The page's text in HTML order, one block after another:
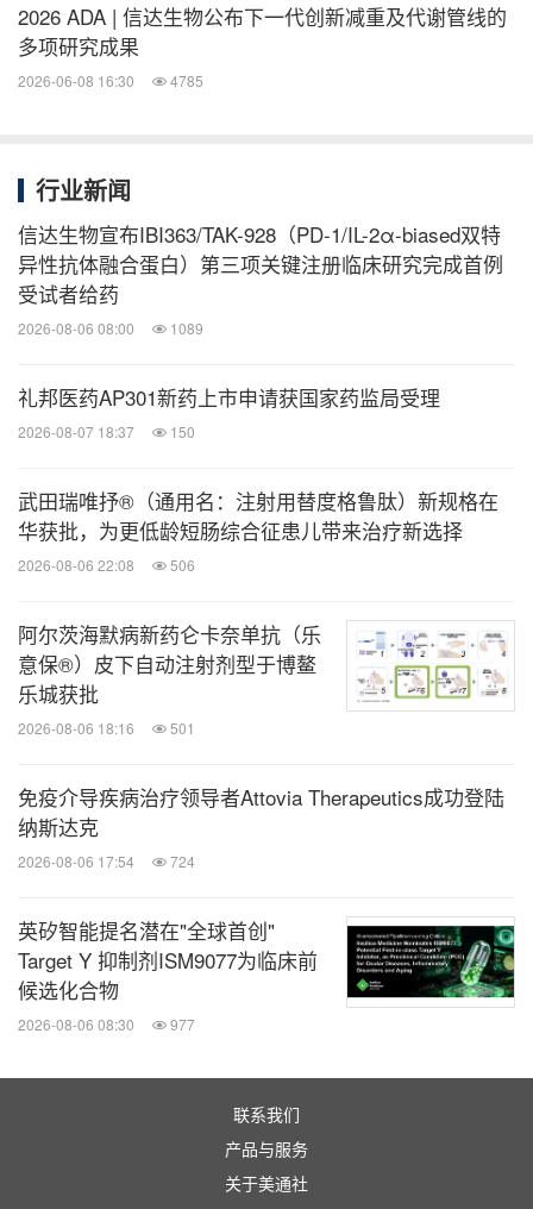
玛仕度肽是信达生物与礼来制药共同推进的一款胰高
血糖素（GCG）/胰高血糖素样肽-1（GLP-1）双受
素分泌、降低血糖和减轻体重外，还可通过激动
GCGR增加能量消耗增强减重疗效，同时改善肝脏脂
肪代谢。玛仕度肽已在多项临床研究中展现出优秀的
减重和降糖疗效，以及降低腰围、血脂、血压、血尿
酸、肝酶及肝脏脂肪含量，以及改善胰岛素敏感性，
带来多重代谢获益。
在中国超重或肥胖受试者中开展的III期临床研究
（GLORY-1）；
（GLORY-2）；
在中国超重或肥胖合并MAFLD受试者中开展的III
期临床研究（GLORY-3）;
BMI≥28 kg/m2的受试者中开展的III期临床研究
（GLORY-OSA）；
在单纯饮食运动控制不佳的中国2型糖尿病患者中
开展的III期临床研究（DREAMS-1）；
在口服药物治疗血糖控制不佳的中国2型糖尿病受
试者中开展的对比玛仕度肽和度拉糖肽的III期临床
研究（DREAMS-2）；
玛仕度肽和司美格鲁肽的III期临床研究
2026 ADA | 信达生物公布下一代创新减重及代谢管线的
多项研究成果
2026-06-08 16:30 4785
行业新闻
信达生物宣布IBI363/TAK-928（PD-1/IL-2α-biased双特
异性抗体融合蛋白）第三项关键注册临床研究完成首例
受试者给药
2026-08-06 08:00 1089
礼邦医药AP301新药上市申请获国家药监局受理
2026-08-07 18:37 150
武田瑞唯抒®（通用名：注射用替度格鲁肽）新规格在
华获批，为更低龄短肠综合征患儿带来治疗新选择
2026-08-06 22:08 506
阿尔茨海默病新药仑卡奈单抗（乐
意保®）皮下自动注射剂型于博鳌
乐城获批
2026-08-06 18:16 501
免疫介导疾病治疗领导者Attovia Therapeutics成功登陆
纳斯达克
2026-08-06 17:54 724
英矽智能提名潜在"全球首创"
Target Y 抑制剂ISM9077为临床前
候选化合物
2026-08-06 08:30 977
联系我们
产品与服务
关于美通社